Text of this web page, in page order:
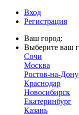
Вход
Регистрация
Ваш город:
Выберите ваш
Сочи
Москва
Ростов-на-Дону
Краснодар
Новосибирск
Екатеринбург
Казань